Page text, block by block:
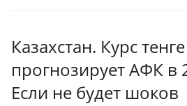
Казахстан. Курс
прогнозирует АФК в
Если не будет шоков